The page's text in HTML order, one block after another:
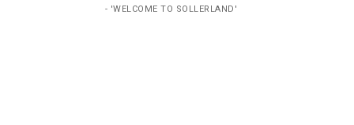
- 'WELCOME TO SOLLERLAND'